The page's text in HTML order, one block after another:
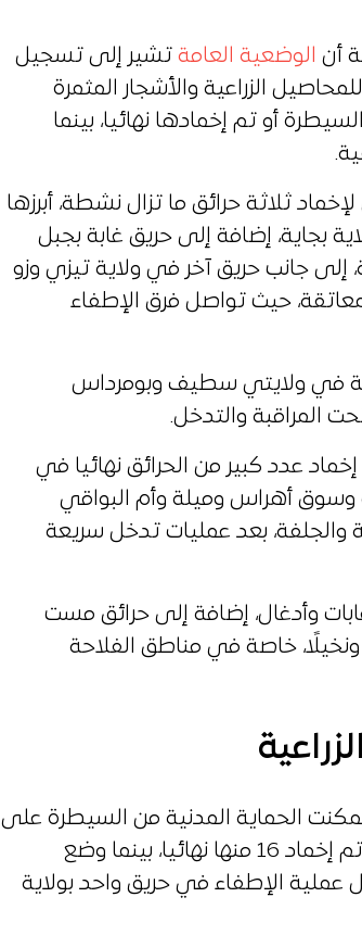
أن الوضعية العامة تشير إلى تسجيل
وأدغال مقابل 11 حريقا للمحاصيل الزراعية والأشجار المثمرة
أو تم إخمادها نهائيا، بينما
ثلاثة حرائق ما تزال نشطة، أبرزها
بجاية، إضافة إلى حريق غابة بجبل
إلى جانب حريق آخر في ولاية تيزي وزو
حيث تواصل فرق الإطفاء
في ولايتي سطيف وبومرداس
المراقبة والتدخل.
عدد كبير من الحرائق نهائيا في
وسوق أهراس وميلة وأم البواقي
والجلفة، بعد عمليات تدخل سريعة
وأدغال، إضافة إلى حرائق مست
خاصة في مناطق الفلاحة
تمكنت الحماية المدنية من السيطرة على
19 حريقا سجلت عبر عدة ولايات، حيث تم إخماد 16 منها نهائيا، بينما وضع
الإطفاء في حريق واحد بولاية